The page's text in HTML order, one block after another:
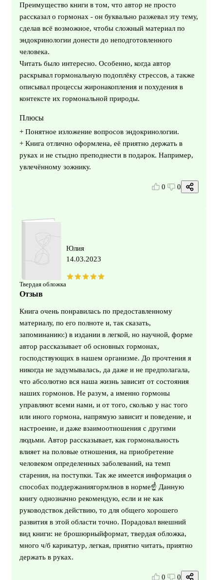
Преимущество книги в том, что автор не просто
рассказал о гормонах - он буквально разжевал эту тему,
сделав всё возможное, чтобы сложный материал по
эндокринологии донести до неподготовленного
человека.
Читать было интересно. Особенно, когда автор
раскрывал гормональную подоплёку стрессов, а также
описывал процессы жиронакопления и похудения в
контексте их гормональной природы.
Плюсы
+ Понятное изложение вопросов эндокринологии.
+ Книга отлично оформлена, её приятно держать в
руках и не стыдно преподнести в подарок. Например,
увлечённому зожнику.
0 0
Твердая обложка
Юлия
14.03.2023
Отзыв
Книга очень понравилась по предоставленному
материалу, по его полноте и, так сказать,
запоминанию:) в издании в легкой, но научной, форме
автор рассказывает об основных гормонах,
господствующих в нашем организме. До прочтения я
никогда не задумывалась, да даже и не предполагала,
что абсолютно вся наша жизнь зависит от состояния
наших гормонов. Не разум, а именно гормоны
управляют всеми нами, и от того, сколько у нас того
или иного гормона, напрямую зависит и поведение, и
настроение, и даже взаимоотношения с другими
людьми. Автор рассказывает, как гормональность
влияет на половые отношения, на приобретение
человеком определенных заболеваний, на темп
старения, на поступки. Так же имеется информация о
способах поддержаниягормлнов в норме☝️ Данную
книгу однозначно рекомендую, если и не как
руководствок действию, то для общего хорошего
развития в этой области точно. Порадовал внешний
вид книги: не брошюрныйформат, твердая обложка,
много ч/б карикатур, легкая, приятно читать, приятно
держать в руках.
0 0